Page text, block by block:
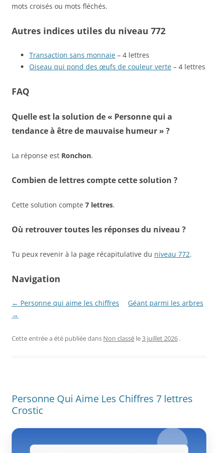
mots croisés ou mots fléchés.
Autres indices utiles du niveau 772
Transaction sans monnaie – 4 lettres
Oiseau qui pond des œufs de couleur verte – 4 lettres
FAQ
Quelle est la solution de « Personne qui a
tendance à être de mauvaise humeur » ?
La réponse est Ronchon.
Combien de lettres compte cette solution ?
Cette solution compte 7 lettres.
Où retrouver toutes les réponses du niveau ?
Tu peux revenir à la page récapitulative du niveau 772.
Navigation
← Personne qui aime les chiffres
Géant parmi les arbres
→
Cette entrée a été publiée dans Non classé le3 juillet 2026 .
Personne Qui Aime Les Chiffres 7 lettres
Crostic